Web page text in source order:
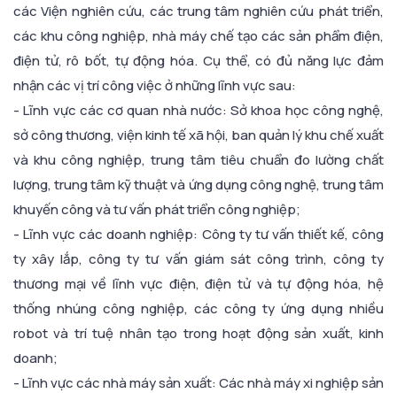
các Viện nghiên cứu, các trung tâm nghiên cứu phát triển,
các khu công nghiệp, nhà máy chế tạo các sản phẩm điện,
điện tử, rô bốt, tự động hóa. Cụ thể, có đủ năng lực đảm
nhận các vị trí công việc ở những lĩnh vực sau:
- Lĩnh vực các cơ quan nhà nước: Sở khoa học công nghệ,
sở công thương, viện kinh tế xã hội, ban quản lý khu chế xuất
và khu công nghiệp, trung tâm tiêu chuẩn đo lường chất
lượng, trung tâm kỹ thuật và ứng dụng công nghệ, trung tâm
khuyến công và tư vấn phát triển công nghiệp;
- Lĩnh vực các doanh nghiệp: Công ty tư vấn thiết kế, công
ty xây lắp, công ty tư vấn giám sát công trình, công ty
thương mại về lĩnh vực điện, điện tử và tự động hóa, hệ
thống nhúng công nghiệp, các công ty ứng dụng nhiều
robot và trí tuệ nhân tạo trong hoạt động sản xuất, kinh
doanh;
- Lĩnh vực các nhà máy sản xuất: Các nhà máy xi nghiệp sản